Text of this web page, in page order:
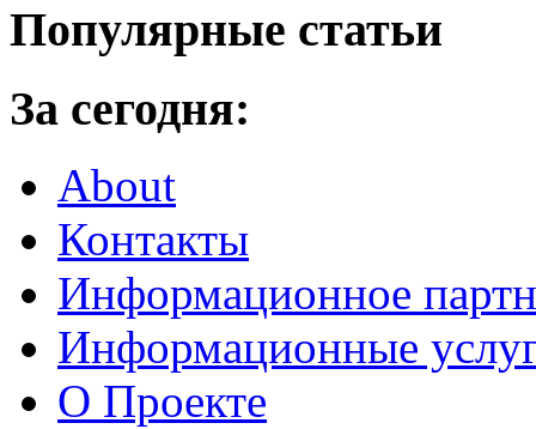
Популярные статьи
За сегодня:
About
Контакты
Информационное
Информационные
О Проекте